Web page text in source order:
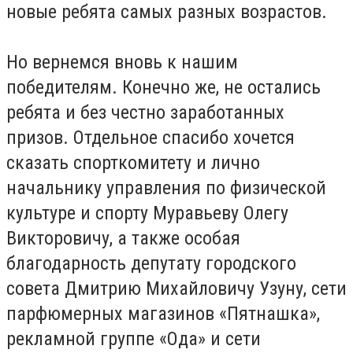
новые ребята самых разных возрастов.
Но вернемся вновь к нашим
победителям. Конечно же, не остались
ребята и без честно заработанных
призов. Отдельное спасибо хочется
сказать спорткомитету и лично
начальнику управления по физической
культуре и спорту Муравьеву Олегу
Викторовичу, а также особая
благодарность депутату городского
совета Дмитрию Михайловичу Узуну, сети
парфюмерных магазинов «Пятнашка»,
рекламной группе «Ода» и сети